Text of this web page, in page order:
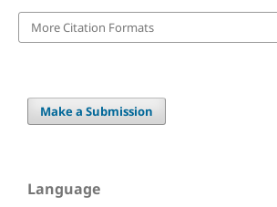
More Citation Formats
Make a Submission
Language